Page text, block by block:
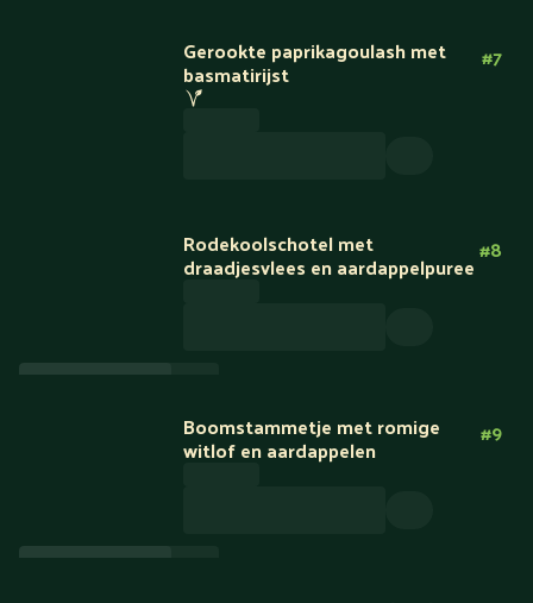
Gerookte paprikagoulash met
basmatirijst
#7
Rodekoolschotel met
draadjesvlees en aardappelpuree
#8
Boomstammetje met romige
witlof en aardappelen
#9